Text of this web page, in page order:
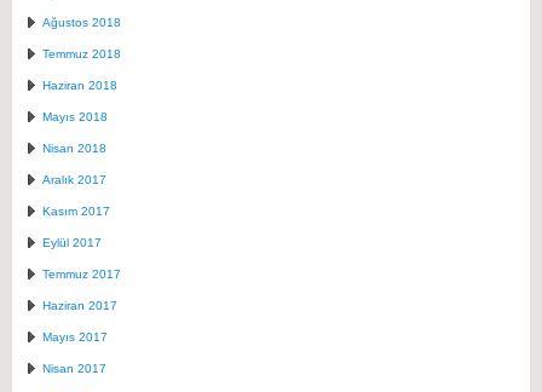
Ağustos 2018
Temmuz 2018
Haziran 2018
Mayıs 2018
Nisan 2018
Aralık 2017
Kasım 2017
Eylül 2017
Temmuz 2017
Haziran 2017
Mayıs 2017
Nisan 2017